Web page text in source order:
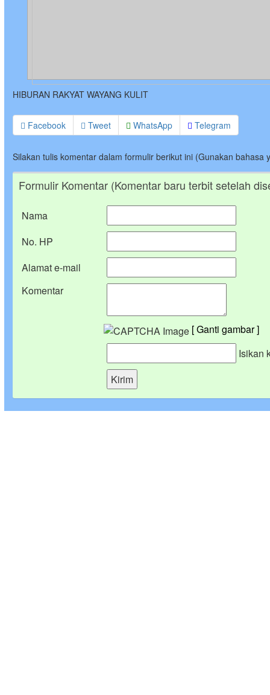
HIBURAN RAKYAT WAYANG KULIT
Facebook Tweet WhatsApp Telegram
Silakan tulis komentar dalam formulir berikut ini (Gunakan bahasa
Formulir Komentar (Komentar baru terbit setelah
Nama
No. HP
Alamat e-mail
Komentar
[ Ganti gambar ]
Isikan